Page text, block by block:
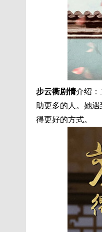
步云衢剧情介绍：
助更多的人。她
得更好的方式。